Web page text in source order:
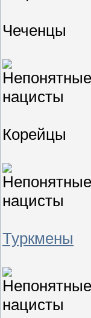
Чеченцы
Корейцы
Туркмены